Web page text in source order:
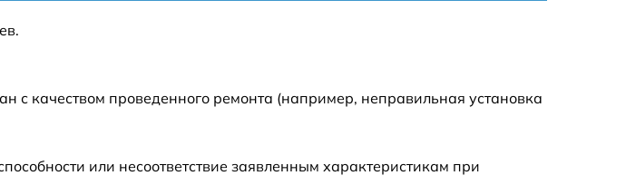
с качеством проведенного ремонта (например, неправильная установка
или несоответствие заявленным характеристикам при